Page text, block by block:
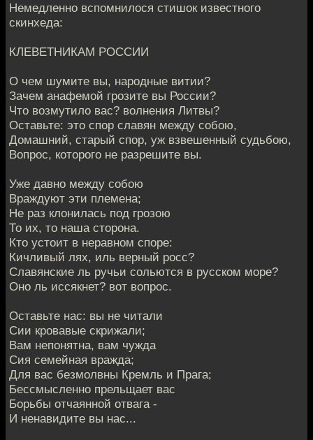
Немедленно вспомнилося стишок известного
скинхеда:
КЛЕВЕТНИКАМ РОССИИ
О чем шумите вы, народные витии?
Зачем анафемой грозите вы России?
Что возмутило вас? волнения Литвы?
Оставьте: это спор славян между собою,
Домашний, старый спор, уж взвешенный судьбою,
Вопрос, которого не разрешите вы.
Уже давно между собою
Враждуют эти племена;
Не раз клонилась под грозою
То их, то наша сторона.
Кто устоит в неравном споре:
Кичливый лях, иль верный росс?
Славянские ль ручьи сольются в русском море?
Оно ль иссякнет? вот вопрос.
Оставьте нас: вы не читали
Сии кровавые скрижали;
Вам непонятна, вам чужда
Сия семейная вражда;
Для вас безмолвны Кремль и Прага;
Бессмысленно прельщает вас
Борьбы отчаянной отвага -
И ненавидите вы нас...